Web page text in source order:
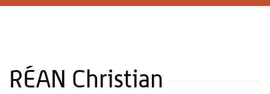
RÉAN Christian